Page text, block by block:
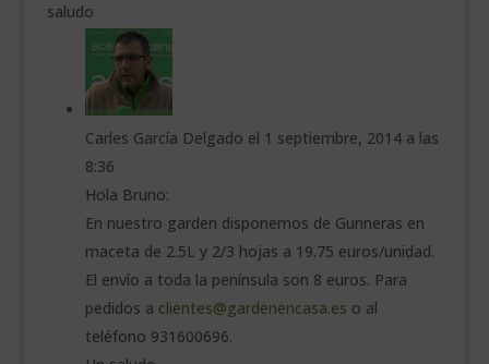
saludo
Carles García Delgado el 1 septiembre, 2014 a las
8:36
Hola Bruno:
En nuestro garden disponemos de Gunneras en
maceta de 2.5L y 2/3 hojas a 19.75 euros/unidad.
El envío a toda la península son 8 euros. Para
pedidos a clientes@gardenencasa.es o al
teléfono 931600696.